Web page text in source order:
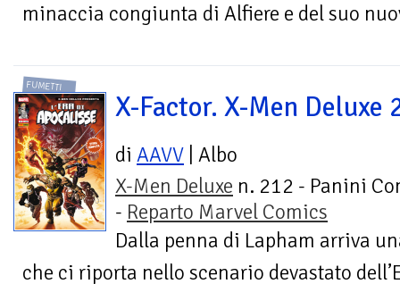
minaccia congiunta di Alfiere e del suo
FUMETTI
X-Factor. X-Men Deluxe
di AAVV | Albo
X-Men Deluxe n. 212 - Panini
- Reparto Marvel Comics
Dalla penna di Lapham arriva
che ci riporta nello scenario devastato